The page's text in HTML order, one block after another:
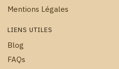
Mentions Légales
LIENS UTILES
Blog
FAQs